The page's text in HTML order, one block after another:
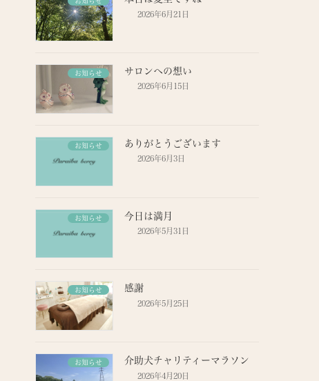
2026年6月21日
お知らせ サロンへの想い
2026年6月15日
お知らせ ありがとうございます
2026年6月3日
お知らせ 今日は満月
2026年5月31日
お知らせ 感謝
2026年5月25日
お知らせ 介助犬チャリティーマラソン
2026年4月20日